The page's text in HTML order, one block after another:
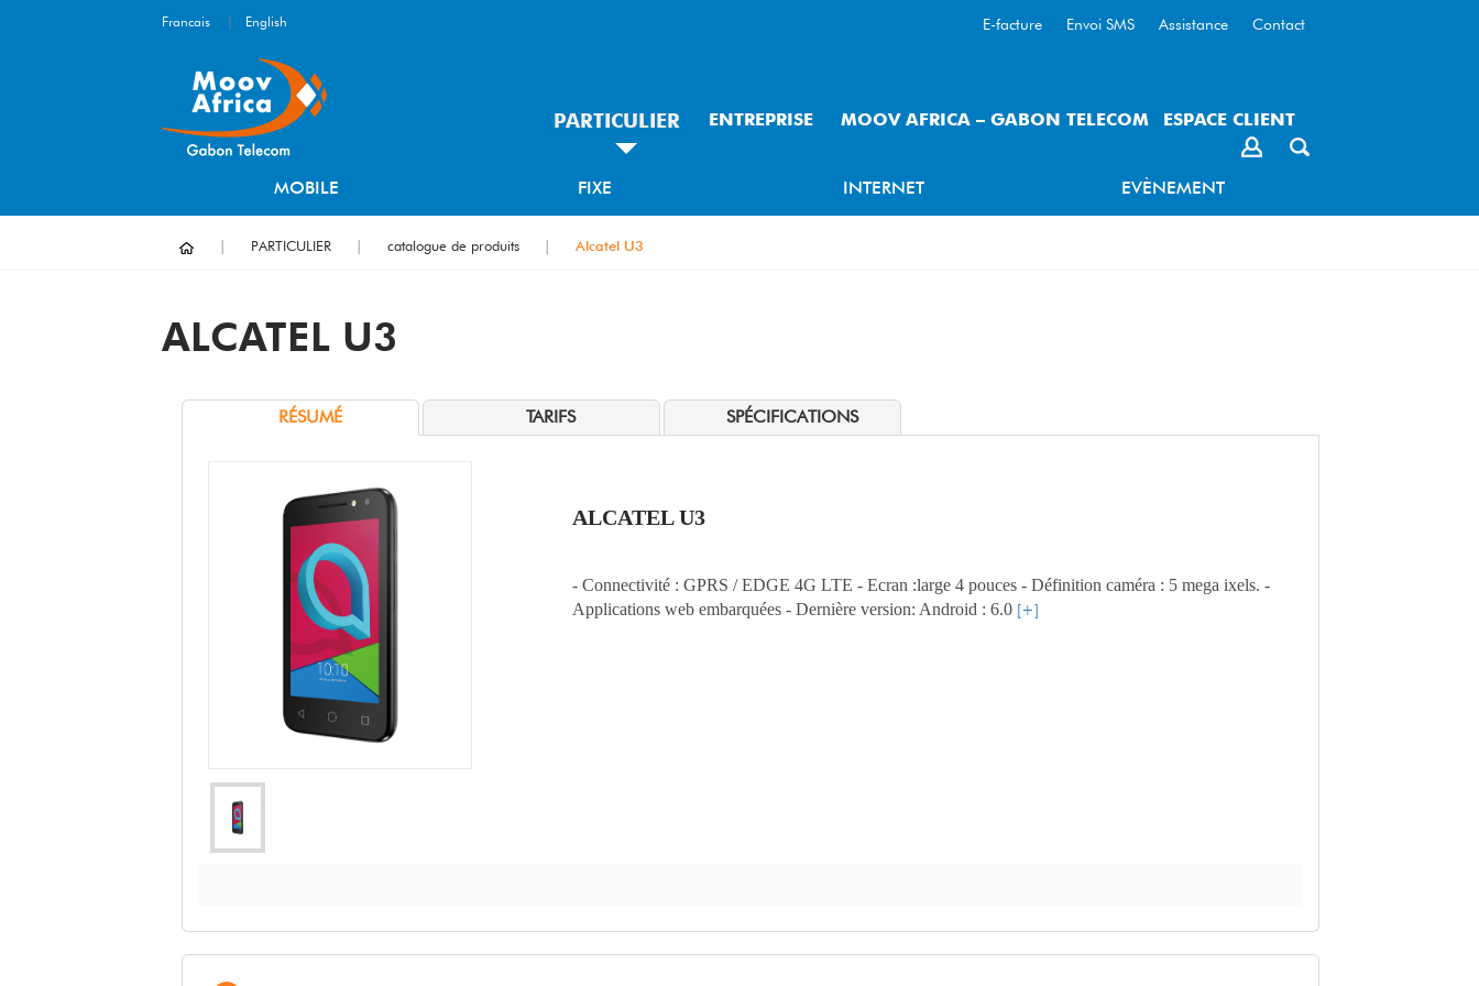
Francais | English E-facture Envoi SMS Assistance Contact
PARTICULIER ENTREPRISE MOOV AFRICA – GABON TELECOM ESPACE CLIENT
MOBILE FIXE INTERNET EVÈNEMENT
PARTICULIER catalogue de produits Alcatel U3
ALCATEL U3
RÉSUMÉ TARIFS SPÉCIFICATIONS
ALCATEL U3
- Connectivité : GPRS / EDGE 4G LTE - Ecran :large 4 pouces - Définition caméra : 5 mega ixels. -
Applications web embarquées - Dernière version: Android : 6.0 [+]